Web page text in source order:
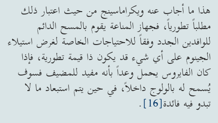
هذا ما أجاب عنه ويكراماسينج من حيث اعتبار ذلك
مطلباً تطورياً، فجهاز المناعة يقوم بالمسح الدائم
للوافدين الجدد وفقاً للاحتياجات الخاصة لغرض استيلاء
الجينوم على أي شيء قد يكون ذا قيمة تطورية، فإذا
كان الفايروس يحمل وعداً بأنه مفيد للمضيف فسوف
يُسمح له بالولوج داخلاً، في حين يتم استبعاد ما لا
تبدو فيه فائدة[16]
.